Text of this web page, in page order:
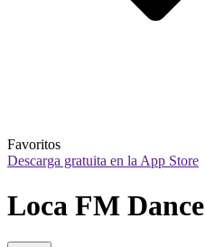
Favoritos
Descarga gratuita en la App Store
Loca FM Dance